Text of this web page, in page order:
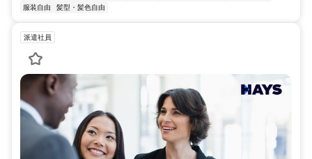
服装自由
髪型・髪色自由
派遣社員